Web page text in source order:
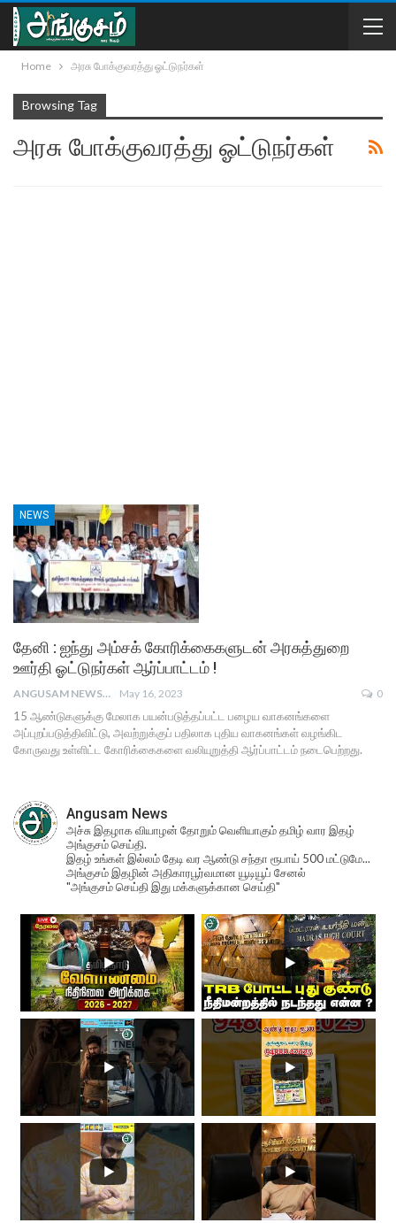
Home அரசு போக்குவரத்து ஓட்டுநர்கள்
Browsing Tag
அரசு போக்குவரத்து ஓட்டுநர்கள்
NEWS
தேனி : ஐந்து அம்சக் கோரிக்கைகளுடன் அரசுத்துறை
ஊர்தி ஓட்டுநர்கள் ஆர்ப்பாட்டம் !
ANGUSAM NEWS May 16, 2023 0
15 ஆண்டுகளுக்கு மேலாக பயன்படுத்தப்பட்ட பழைய வாகனங்களை
அப்புறப்படுத்திவிட்டு, அவற்றுக்குப் பதிலாக புதிய வாகனங்கள் வழங்கிட
கோருவது உள்ளிட்ட கோரிக்கைகளை வலியுறுத்தி ஆர்ப்பாட்டம் நடைபெற்றது.
Angusam News
அச்சு இதழாக வியாழன் தோறும் வெளியாகும் தமிழ் வார இதழ்
அங்குசம் செய்தி.
இதழ் உங்கள் இல்லம் தேடி வர ஆண்டு சந்தா ரூபாய் 500 மட்டுமே...
அங்குசம் இதழின் அதிகாரபூர்வமான யூடியூப் சேனல்
"அங்குசம் செய்தி இது மக்களுக்கான செய்தி"